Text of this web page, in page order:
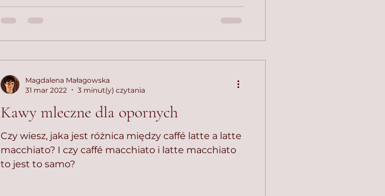
Kawy mleczne dla opornych
Czy wiesz, jaka jest różnica między caffé latte a latte
macchiato? I czy caffé macchiato i latte macchiato
to jest to samo?
Magdalena Małagowska
31 mar 2022
3 minut(y) czytania